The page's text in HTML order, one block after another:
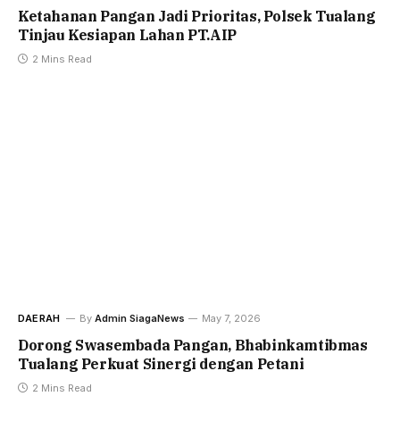
Ketahanan Pangan Jadi Prioritas, Polsek Tualang
Tinjau Kesiapan Lahan PT.AIP
2 Mins Read
DAERAH By Admin SiagaNews May 7, 2026
Dorong Swasembada Pangan, Bhabinkamtibmas
Tualang Perkuat Sinergi dengan Petani
2 Mins Read